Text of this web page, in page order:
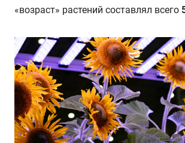
«возраст» растений составлял всего